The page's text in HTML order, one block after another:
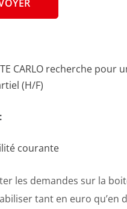
CARLO recherche
(H/F)
courante
les demandes sur la
tant en euro qu’en